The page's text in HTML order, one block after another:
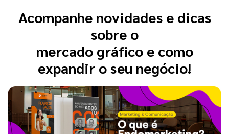
Acompanhe novidades e dicas
sobre o
mercado gráfico e como
expandir o seu negócio!